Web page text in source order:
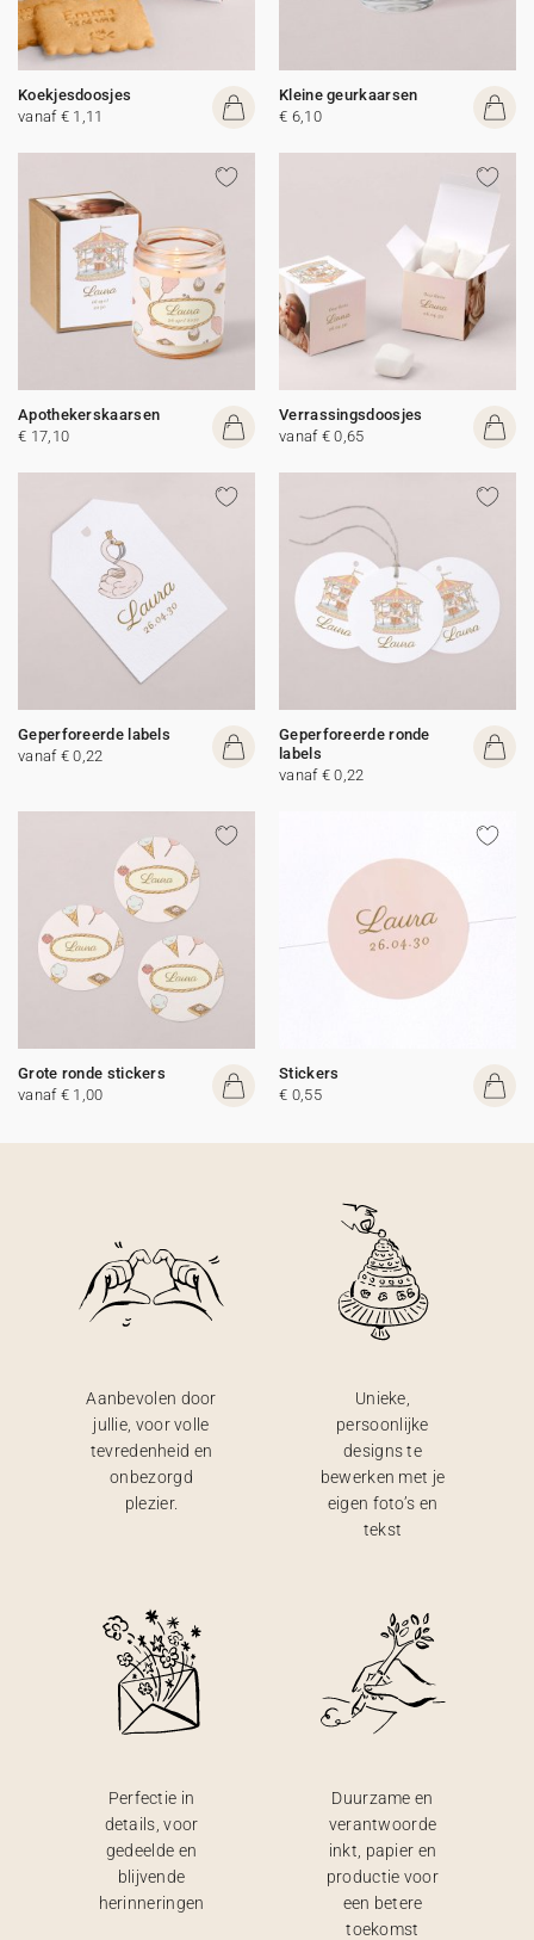
Koekjesdoosjes
vanaf € 1,11
Kleine geurkaarsen
€ 6,10
Apothekerskaarsen
€ 17,10
Verrassingsdoosjes
vanaf € 0,65
Geperforeerde labels
vanaf € 0,22
Geperforeerde ronde
labels
vanaf € 0,22
Grote ronde stickers
vanaf € 1,00
Stickers
€ 0,55
Aanbevolen door
jullie, voor volle
tevredenheid en
onbezorgd
plezier.
Unieke,
persoonlijke
designs te
bewerken met je
eigen foto’s en
tekst
Perfectie in
details, voor
gedeelde en
blijvende
herinneringen
Duurzame en
verantwoorde
inkt, papier en
productie voor
een betere
toekomst